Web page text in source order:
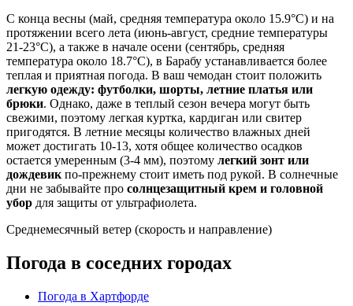
С конца весны (май, средняя температура около 15.9°C) и на
протяжении всего лета (июнь-август, средние температуры
21-23°C), а также в начале осени (сентябрь, средняя
температура около 18.7°C), в Барабу устанавливается более
теплая и приятная погода. В ваш чемодан стоит положить
легкую одежду: футболки, шорты, летние платья или
брюки. Однако, даже в теплый сезон вечера могут быть
свежими, поэтому легкая куртка, кардиган или свитер
пригодятся. В летние месяцы количество влажных дней
может достигать 10-13, хотя общее количество осадков
остается умеренным (3-4 мм), поэтому легкий зонт или
дождевик по-прежнему стоит иметь под рукой. В солнечные
дни не забывайте про солнцезащитный крем и головной
убор для защиты от ультрафиолета.
Среднемесячный ветер (скорость и направление)
Погода в соседних городах
Погода в Хартфорде